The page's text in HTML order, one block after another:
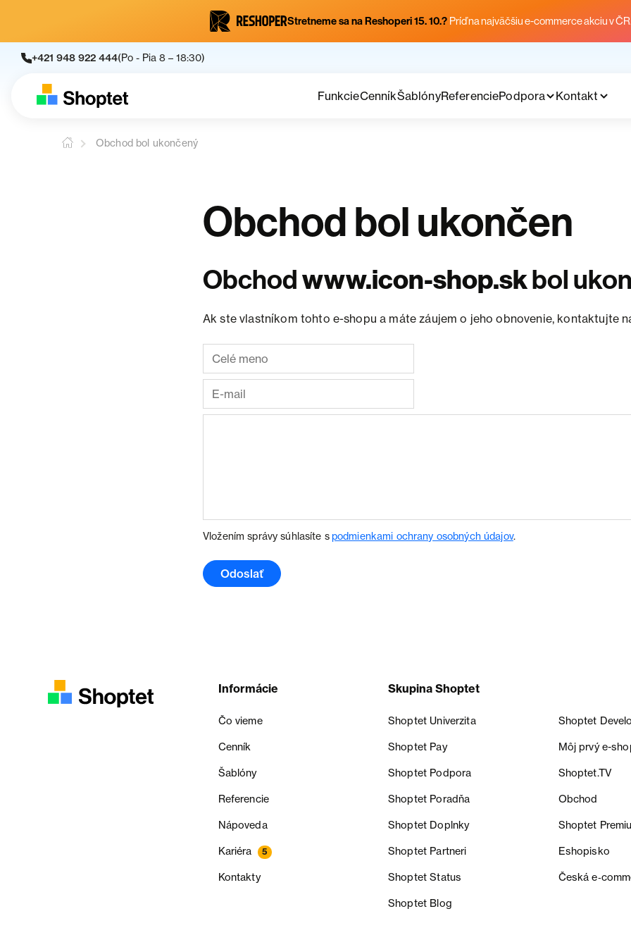
Stretneme sa na Reshoperi 15. 10.? Príď na najväčšiu e-commerce akciu v
+421 948 922 444(Po - Pia 8 – 18:30)
FunkcieCenníkŠablónyReferenciePodpora Kontakt
Obchod bol ukončený
Obchod bol ukončen
Obchodwww.icon-shop.skbol
Ak ste vlastníkom tohto e-shopu a máte záujem o jeho obnovenie, kontaktujte
Vložením správy súhlasíte spodmienkami ochrany osobných údajov.
Odoslať
Informácie
Čo vieme
Cenník
Šablóny
Referencie
Nápoveda
Kariéra 5
Kontakty
Skupina Shoptet
Shoptet Univerzita Shoptet
Shoptet Pay Môj prvý e-
Shoptet Podpora Shoptet.TV
Shoptet Poradňa Obchod
Shoptet Doplnky Shoptet
Shoptet Partneri Eshopisko
Shoptet Status Česká
Shoptet Blog